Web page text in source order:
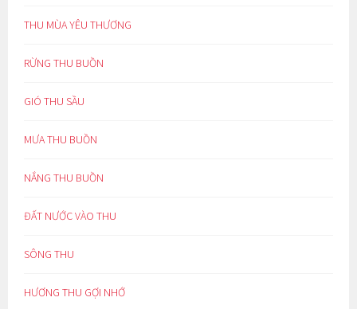
THU MÙA YÊU THƯƠNG
RỪNG THU BUỒN
GIÓ THU SẦU
MƯA THU BUỒN
NẮNG THU BUỒN
ĐẤT NƯỚC VÀO THU
SÔNG THU
HƯƠNG THU GỢI NHỚ